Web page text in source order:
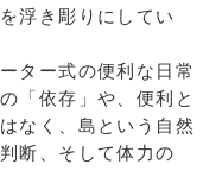
浮き彫りにしてい
ター式の便利な日常
「依存」や、便利と
なく、島という自然
断、そして体力の